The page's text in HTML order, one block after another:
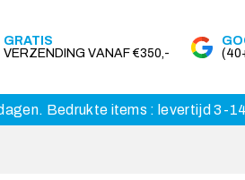
GRATIS
VERZENDING VANAF €350,-
Bedrukte items : levertijd 3-